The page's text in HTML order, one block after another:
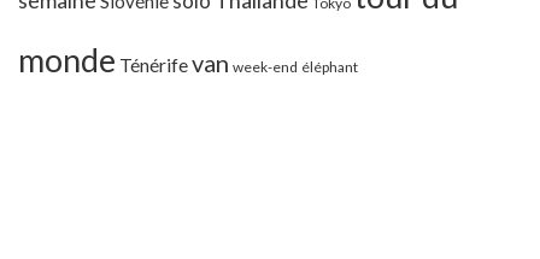
monde Ténérifevan week-end éléphant